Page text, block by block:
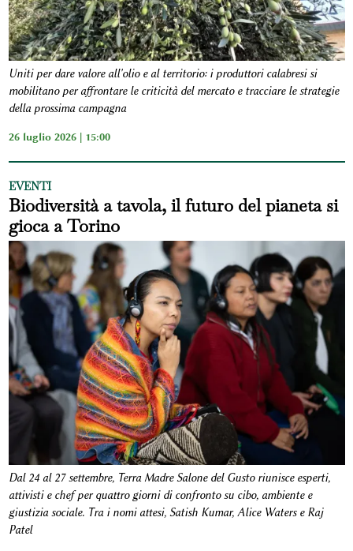
Uniti per dare valore all'olio e al territorio: i produttori calabresi si
mobilitano per affrontare le criticità del mercato e tracciare le strategie
della prossima campagna
26 luglio 2026 | 15:00
EVENTI
Biodiversità a tavola, il futuro del pianeta si
gioca a Torino
Dal 24 al 27 settembre, Terra Madre Salone del Gusto riunisce esperti,
attivisti e chef per quattro giorni di confronto su cibo, ambiente e
giustizia sociale. Tra i nomi attesi, Satish Kumar, Alice Waters e Raj
Patel